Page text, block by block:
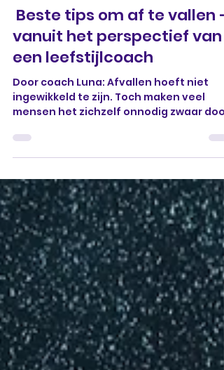
Luna Bax
May 29
3 min read
Beste tips om af te vallen –
vanuit het perspectief van
een leefstijlcoach
Door coach Luna: Afvallen hoeft niet
ingewikkeld te zijn. Toch maken veel
mensen het zichzelf onnodig zwaar door
extreem te diëten, alles te verbieden of
meteen “perfect” te willen leven. Als
leefstijlcoach kijk ik niet alleen naar de
kilo’s op de weegschaal, maar vooral
gewoontes die je vol kunt houden. Want
duurzaam afvallen draait niet om
minder eten, het draait om een leefstijl
die bij jou past. Hieronder deel ik mijn
belangrijkste tips voor gezond en blij